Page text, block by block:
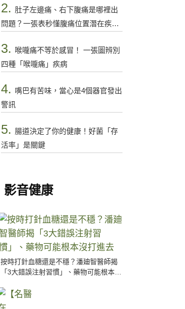
2. 肚子左邊痛、右下腹痛是哪裡出
問題？一張表秒懂腹痛位置潛在疾病
3.
喉嚨痛不等於感冒！ 一張圖辨別
四種「喉嚨痛」疾病
4. 嘴巴有苦味，當心是4個器官發出
警訊
5. 腸道決定了你的健康！好菌「存
活率」是關鍵
影音健康
按時打針血糖還是不穩？潘廸智醫師揭
「3大錯誤注射習慣」、藥物可能根本沒